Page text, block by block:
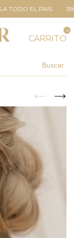
EL PAÍS 15%
CARRITO
0
Buscar